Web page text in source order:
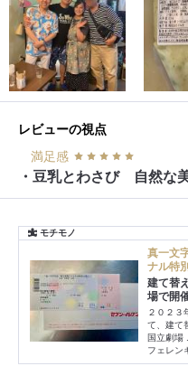
レビューの視点
満足感
・豆乳とわさび 自然な